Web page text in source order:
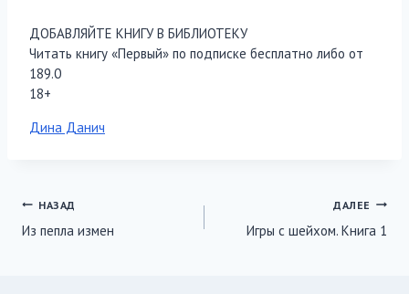
ДОБАВЛЯЙТЕ КНИГУ В БИБЛИОТЕКУ
Читать книгу «Первый» по подписке бесплатно либо от
189.0
18+
Метки
Дина Данич
Навигация
по
НАЗАД
Из пепла измен
ДАЛЕЕ
Игры с шейхом. Книга 1